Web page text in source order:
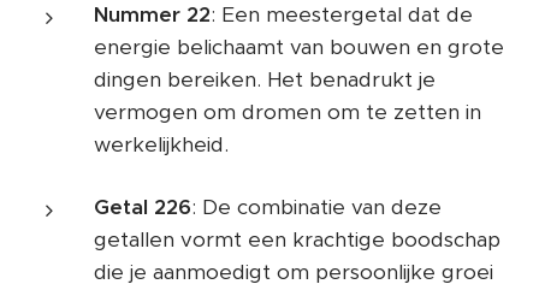
Nummer 22: Een meestergetal dat de
energie belichaamt van bouwen en grote
dingen bereiken. Het benadrukt je
vermogen om dromen om te zetten in
werkelijkheid.
Getal 226: De combinatie van deze
getallen vormt een krachtige boodschap
die je aanmoedigt om persoonlijke groei